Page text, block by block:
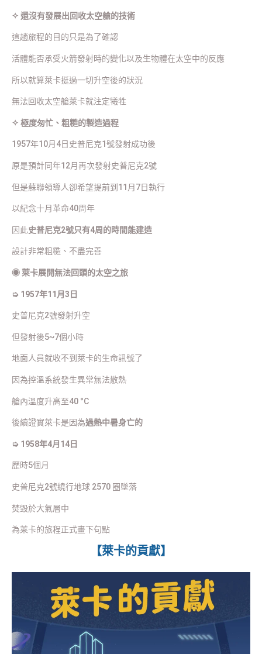
✧ 還沒有發展出回收太空艙的技術
這趟旅程的目的只是為了確認
活體能否承受火箭發射時的變化以及生物體在太空中的反應
所以就算萊卡挺過一切升空後的狀況
無法回收太空艙萊卡就注定犧牲
✧ 極度匆忙、粗糙的製造過程
1957年10月4日史普尼克1號發射成功後
原是預計同年12月再次發射史普尼克2號
但是蘇聯領導人卻希望提前到11月7日執行
以紀念十月革命40周年
因此史普尼克2號只有4周的時間能建造
設計非常粗糙、不盡完善
◉ 萊卡展開無法回頭的太空之旅
➭ 1957年11月3日
史普尼克2號發射升空
但發射後5~7個小時
地面人員就收不到萊卡的生命訊號了
因為控溫系統發生異常無法散熱
艙內溫度升高至40 °C
後續證實萊卡是因為過熱中暑身亡的
➭ 1958年4月14日
歷時5個月
史普尼克2號繞行地球 2570 圈墜落
焚毀於大氣層中
為萊卡的旅程正式畫下句點
【萊卡的貢獻】